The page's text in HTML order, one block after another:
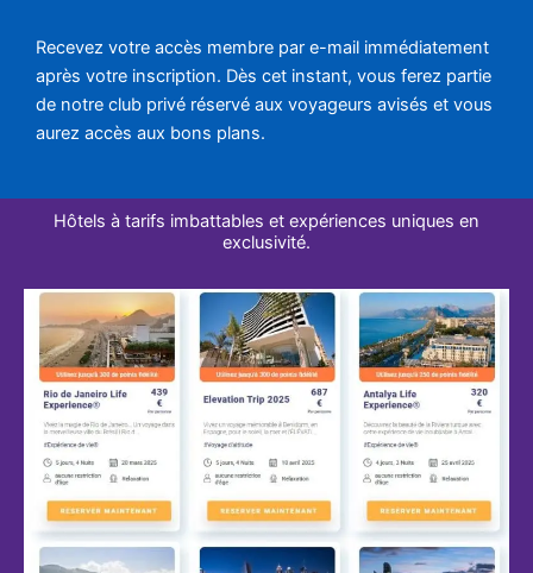
Recevez votre accès membre par e-mail immédiatement
après votre inscription. Dès cet instant, vous ferez partie
de notre club privé réservé aux voyageurs avisés et vous
aurez accès aux bons plans.
Hôtels à tarifs imbattables et expériences uniques en
exclusivité.